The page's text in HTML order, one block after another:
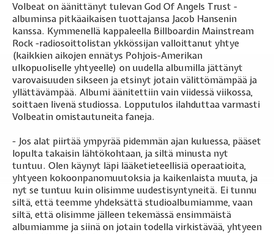
Volbeat on äänittänyt tulevan God Of Angels Trust -
albuminsa pitkäaikaisen tuottajansa Jacob Hansenin
kanssa. Kymmenellä kappaleella Billboardin Mainstream
Rock -radiosoittolistan ykkössijan valloittanut yhtye
(kaikkien aikojen ennätys Pohjois-Amerikan
ulkopuoliselle yhtyeelle) on uudella albumilla jättänyt
varovaisuuden sikseen ja etsinyt jotain välittömämpää ja
yllättävämpää. Albumi äänitettiin vain viidessä viikossa,
soittaen livenä studiossa. Lopputulos ilahduttaa varmasti
Volbeatin omistautuneita faneja.
- Jos alat piirtää ympyrää pidemmän ajan kuluessa, pääset
lopulta takaisin lähtökohtaan, ja siltä minusta nyt
tuntuu. Olen käynyt läpi lääketieteellisiä operaatioita,
yhtyeen kokoonpanomuutoksia ja kaikenlaista muuta, ja
nyt se tuntuu kuin olisimme uudestisyntyneitä. Ei tunnu
siltä, että teemme yhdeksättä studioalbumiamme, vaan
siltä, että olisimme jälleen tekemässä ensimmäistä
albumiamme ja siinä on jotain todella virkistävää, yhtyeen